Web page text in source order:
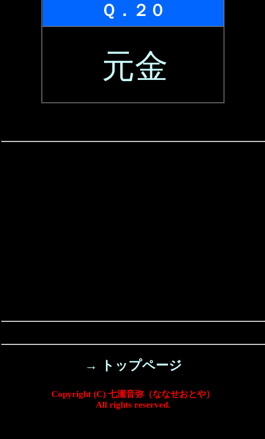
Ｑ．２０
元金
→ トップページ
Copyright (C) 七瀬音弥（ななせおとや）
All rights reserved.